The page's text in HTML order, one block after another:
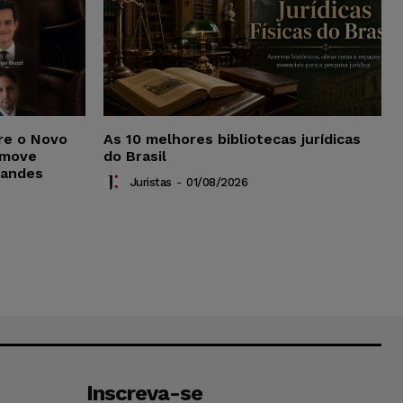
o Novo
As 10 melhores bibliotecas jurídicas
do Brasil
Juristas - 01/08/2026
Inscreva-se